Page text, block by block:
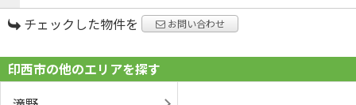
チェックした物件を お問い合わせ
印西市の他のエリアを探す